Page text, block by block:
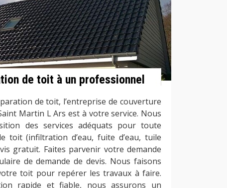
de toit à un professionnel
de toit, l’entreprise de couverture
Martin L Ars est à votre service. Nous
des services adéquats pour toute
toit (infiltration d’eau, fuite d’eau, tuile
gratuit. Faites parvenir votre demande
de demande de devis. Nous faisons
toit pour repérer les travaux à faire.
rapide et fiable, nous assurons un